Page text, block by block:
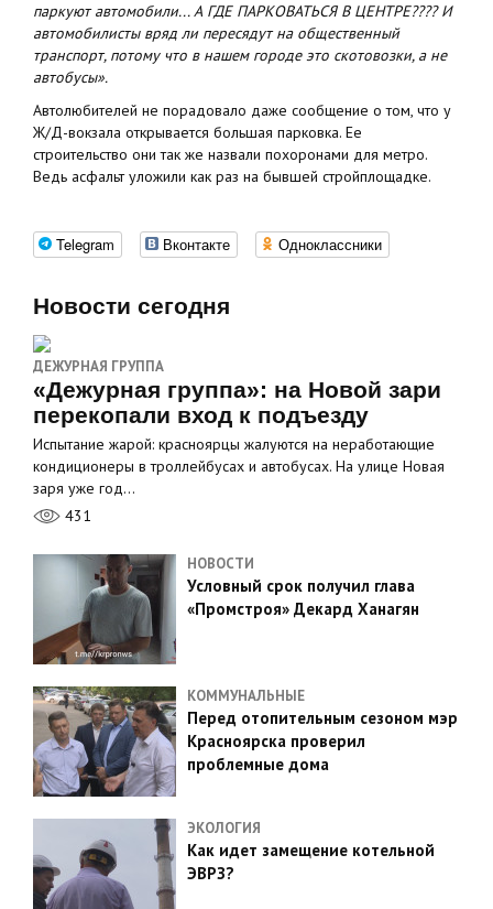
паркуют автомобили... А ГДЕ ПАРКОВАТЬСЯ В ЦЕНТРЕ???? И
автомобилисты вряд ли пересядут на общественный
транспорт, потому что в нашем городе это скотовозки, а не
автобусы».
Автолюбителей не порадовало даже сообщение о том, что у
Ж/Д-вокзала открывается большая парковка. Ее
строительство они так же назвали похоронами для метро.
Ведь асфальт уложили как раз на бывшей стройплощадке.
Telegram Вконтакте Одноклассники
Новости сегодня
ДЕЖУРНАЯ ГРУППА
«Дежурная группа»: на Новой зари
перекопали вход к подъезду
Испытание жарой: красноярцы жалуются на неработающие
кондиционеры в троллейбусах и автобусах. На улице Новая
заря уже год…
431
НОВОСТИ
Условный срок получил глава
«Промстроя» Декард Ханагян
КОММУНАЛЬНЫЕ
Перед отопительным сезоном мэр
Красноярска проверил
проблемные дома
ЭКОЛОГИЯ
Как идет замещение котельной
ЭВРЗ?